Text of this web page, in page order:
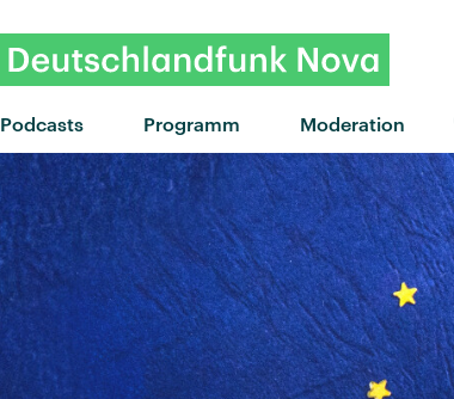
Podcasts Programm Moderation